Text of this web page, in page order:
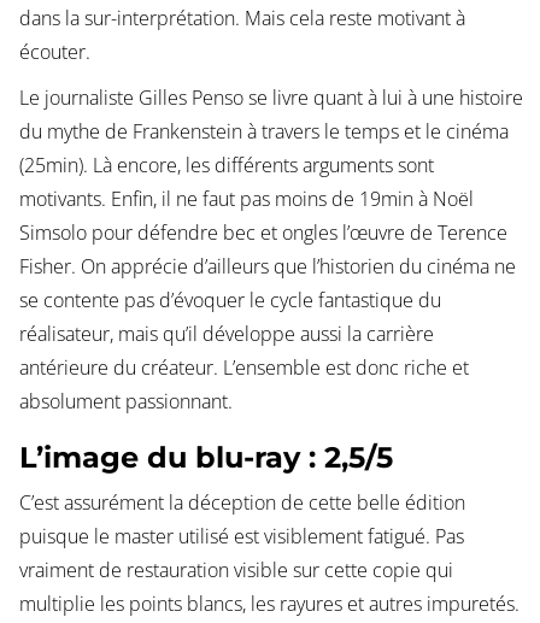
dans la sur-interprétation. Mais cela reste motivant à
écouter.
Le journaliste Gilles Penso se livre quant à lui à une histoire
du mythe de Frankenstein à travers le temps et le cinéma
(25min). Là encore, les différents arguments sont
motivants. Enfin, il ne faut pas moins de 19min à Noël
Simsolo pour défendre bec et ongles l’œuvre de Terence
Fisher. On apprécie d’ailleurs que l’historien du cinéma ne
se contente pas d’évoquer le cycle fantastique du
réalisateur, mais qu’il développe aussi la carrière
antérieure du créateur. L’ensemble est donc riche et
absolument passionnant.
L’image du blu-ray : 2,5/5
C’est assurément la déception de cette belle édition
puisque le master utilisé est visiblement fatigué. Pas
vraiment de restauration visible sur cette copie qui
multiplie les points blancs, les rayures et autres impuretés.